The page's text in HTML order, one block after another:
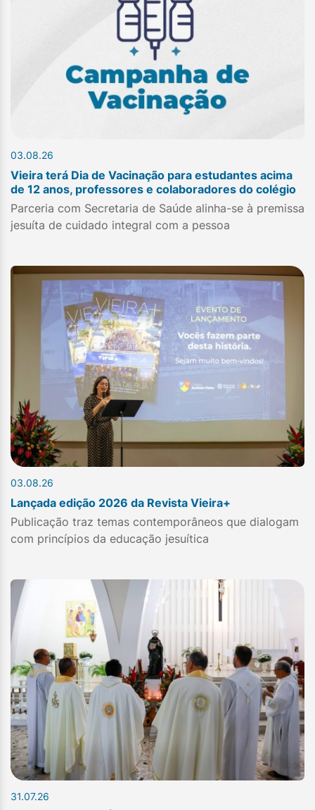
03.08.26
Vieira terá Dia de Vacinação para estudantes acima
de 12 anos, professores e colaboradores do colégio
Parceria com Secretaria de Saúde alinha-se à premissa
jesuíta de cuidado integral com a pessoa
03.08.26
Lançada edição 2026 da Revista Vieira+
Publicação traz temas contemporâneos que dialogam
com princípios da educação jesuítica
31.07.26